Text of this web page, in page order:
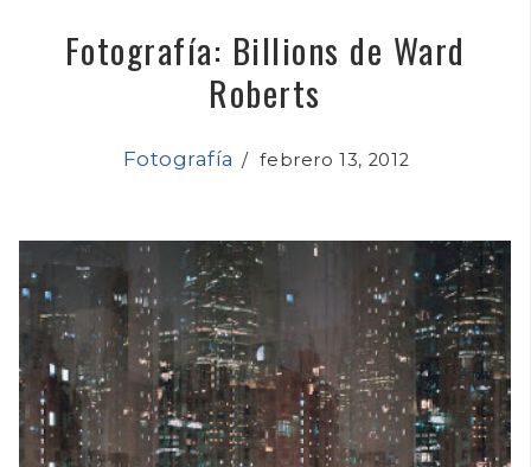
Fotografía: Billions de Ward
Roberts
Fotografía / febrero 13, 2012